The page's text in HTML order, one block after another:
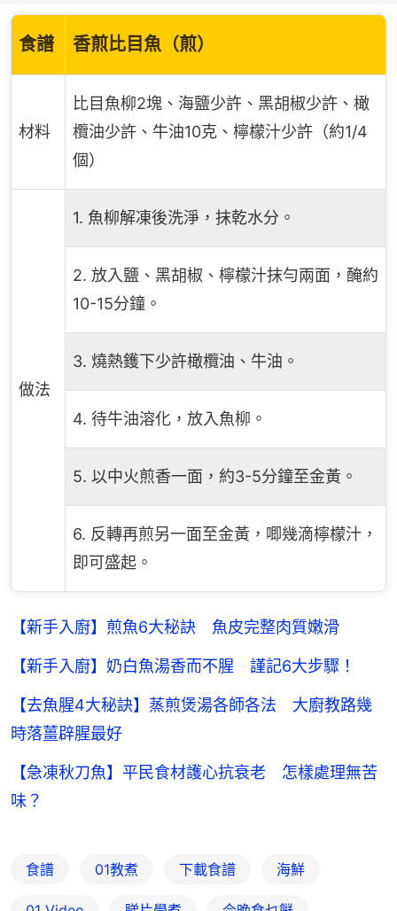
食譜 香煎比目魚（煎）
材料
比目魚柳2塊、海鹽少許、黑胡椒少許、橄
欖油少許、牛油10克、檸檬汁少許（約1/4
個）
做法
1. 魚柳解凍後洗淨，抹乾水分。
2. 放入鹽、黑胡椒、檸檬汁抹勻兩面，醃約
10-15分鐘。
3. 燒熱鑊下少許橄欖油、牛油。
4. 待牛油溶化，放入魚柳。
5. 以中火煎香一面，約3-5分鐘至金黃。
6. 反轉再煎另一面至金黃，唧幾滴檸檬汁，
即可盛起。
【新手入廚】煎魚6大秘訣 魚皮完整肉質嫩滑
【新手入廚】奶白魚湯香而不腥 謹記6大步驟！
【去魚腥4大秘訣】蒸煎煲湯各師各法 大廚教路幾
時落薑辟腥最好
【急凍秋刀魚】平民食材護心抗衰老 怎樣處理無苦
味？
食譜 01教煮 下載食譜 海鮮